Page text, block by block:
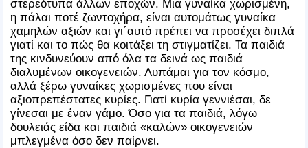
στερεότυπα άλλων εποχών. Μια γυναίκα χωρισμένη,
η πάλαι ποτέ ζωντοχήρα, είναι αυτομάτως γυναίκα
χαμηλών αξιών και γι΄αυτό πρέπει να προσέχει διπλά
γιατί και το πώς θα κοιτάξει τη στιγματίζει. Τα παιδιά
της κινδυνεύουν από όλα τα δεινά ως παιδιά
διαλυμένων οικογενειών. Λυπάμαι για τον κόσμο,
αλλά ξέρω γυναίκες χωρισμένες που είναι
αξιοπρεπέστατες κυρίες. Γιατί κυρία γεννιέσαι, δε
γίνεσαι με έναν γάμο. Όσο για τα παιδιά, λόγω
δουλειάς είδα και παιδιά «καλών» οικογενειών
μπλεγμένα όσο δεν παίρνει.